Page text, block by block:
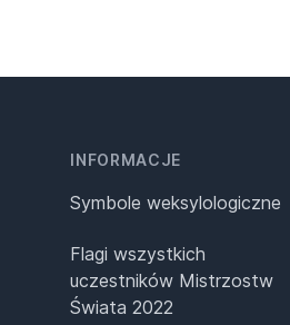
INFORMACJE
Symbole weksylologiczne
Flagi wszystkich
uczestników Mistrzostw
Świata 2022